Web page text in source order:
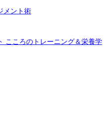
メント術
こころのトレーニング＆栄養学